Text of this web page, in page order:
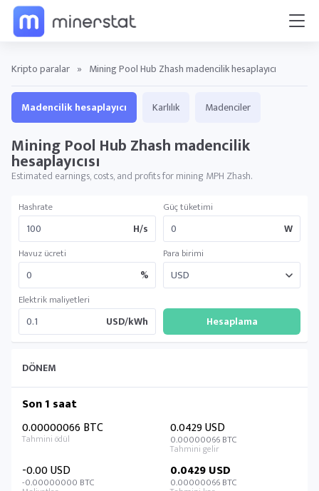
Kripto paralar » Mining Pool Hub Zhash madencilik hesaplayıcı
Madencilik hesaplayıcı Karlılık Madenciler
Mining Pool Hub Zhash madencilik
hesaplayıcısı
Estimated earnings, costs, and profits for mining MPH Zhash.
Hashrate
H/s
Güç tüketimi
W
Havuz ücreti
%
Para birimi
Elektrik maliyetleri
USD/kWh
DÖNEM
Son 1 saat
0.00000066 BTC
0.0429 USD
0.00000066 BTC
-0.00 USD
-0.00000000 BTC
0.0429 USD
0.00000066 BTC